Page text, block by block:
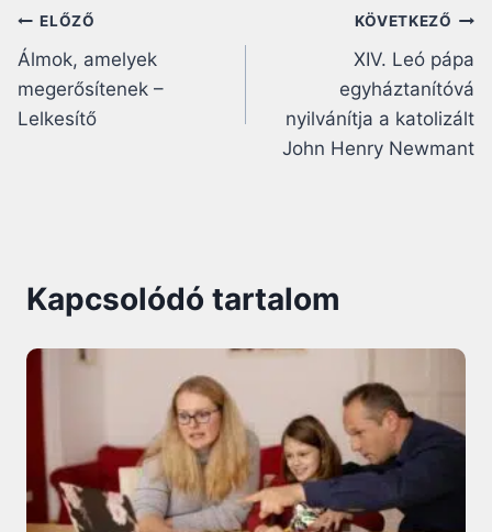
Bejegyzés
navigáció
ELŐZŐ
Álmok, amelyek
megerősítenek –
Lelkesítő
KÖVETKEZŐ
XIV. Leó pápa
egyháztanítóvá
nyilvánítja a katolizált
John Henry Newmant
Kapcsolódó tartalom